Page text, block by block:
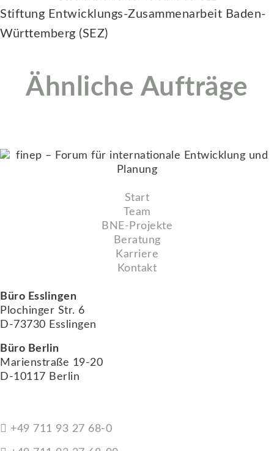
Stiftung Entwicklungs-Zusammenarbeit Baden-
Württemberg (SEZ)
Ähnliche Aufträge
Start
Team
BNE-Projekte
Beratung
Karriere
Kontakt
Büro Esslingen
Plochinger Str. 6
D-73730 Esslingen
Büro Berlin
Marienstraße 19-20
D-10117 Berlin
+49 711 93 27 68-0